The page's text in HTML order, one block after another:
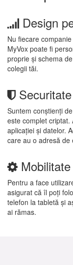
Design
Nu fiecare
MyVox poate fi
proprie și schema
colegii tăi.
Securitate
Suntem conștienți
este complet criptat.
aplicației și datelor.
care au o adresă de
Mobilitate
Pentru a face
asigurat că îl poți
telefon la tabletă și
ai rămas.